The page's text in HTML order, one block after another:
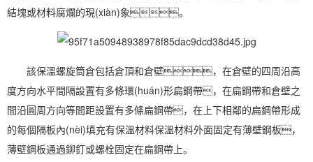
結塊或材料腐爛的現(xiàn)象。
該保溫螺旋筒倉包括倉頂和倉壁，在倉壁的四周沿高
度方向水平間隔設置有多條環(huán)形扁鋼帶，在扁鋼帶和倉壁之
間沿圓周方向等間距設置有多條扁鋼帶，在上下相鄰的扁鋼帶形成
的每個隔板內(nèi)填充有保溫材料保溫材料外面固定有薄壁鋼板，
薄壁鋼板通過鉚釘或螺栓固定在扁鋼帶上。